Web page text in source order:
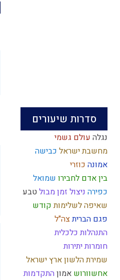
סדרות שיעורים
נגלה עולם גשמי
מחשבת ישראל כבישה
אמונה כוזרי
בין אדם לחבירו שמואל
כפירה ניצול זמןמבולטבע
שאיפה לשלימותקודש
פגם הבריתצה"ל
התנהלות כלכלית
חומרות יתירות
שמירת הלשוןארץ ישראל
אחשוורוש אמון התקדמות